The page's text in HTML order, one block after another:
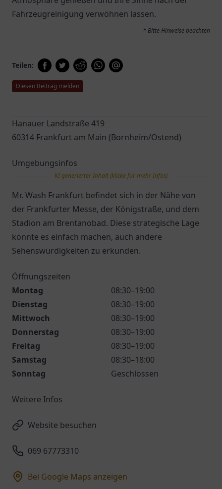
Fahrzeugreinigung verwöhnen lassen.
* Bitte Hinweise beachten
Teilen:
Diesen Beitrag melden
Hanauer Landstraße 419
60314 Frankfurt am Main (Bornheim/Ostend)
Umgebungsinfos
KI generierter Inhalt (klicke für mehr Infos)
Mr. Wash Frankfurt befindet sich in der Nähe von
der Frankfurter Messe, der Königstraße, und dem
Stadion am Brentanobad. Diese strategische Lage
könnte es einfach machen, auch andere
Sehenswürdigkeiten zu erkunden.
Öffnungszeiten
Montag
08:30–19:00
Dienstag
08:30–19:00
Mittwoch
08:30–19:00
Donnerstag
08:30–19:00
Freitag
08:30–19:00
Samstag
08:30–18:00
Sonntag
Geschlossen
Weitere Infos
Website besuchen
069 67773310
Bei Google Maps anzeigen